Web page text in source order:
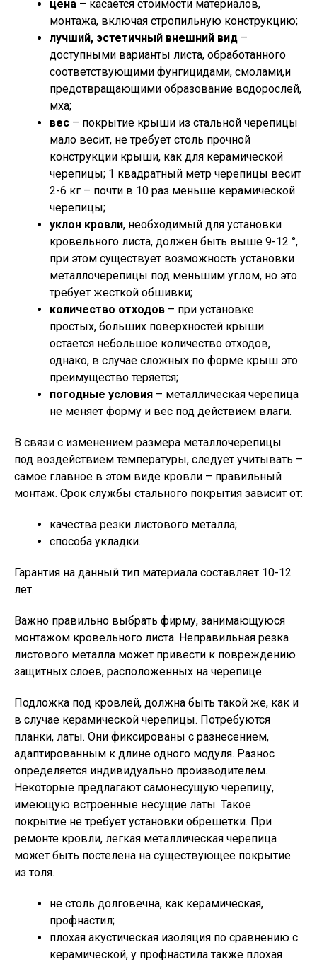
цена – касается стоимости материалов,
монтажа, включая стропильную конструкцию;
лучший, эстетичный внешний вид –
доступными варианты листа, обработанного
соответствующими фунгицидами, смолами,и
предотвращающими образование водорослей,
мха;
вес – покрытие крыши из стальной черепицы
мало весит, не требует столь прочной
конструкции крыши, как для керамической
черепицы; 1 квадратный метр черепицы весит
2-6 кг – почти в 10 раз меньше керамической
черепицы;
уклон кровли, необходимый для установки
кровельного листа, должен быть выше 9-12 °,
при этом существует возможность установки
металлочерепицы под меньшим углом, но это
требует жесткой обшивки;
количество отходов – при установке
простых, больших поверхностей крыши
остается небольшое количество отходов,
однако, в случае сложных по форме крыш это
преимущество теряется;
погодные условия – металлическая черепица
не меняет форму и вес под действием влаги.
В связи с изменением размера металлочерепицы
под воздействием температуры, следует учитывать –
самое главное в этом виде кровли – правильный
монтаж. Срок службы стального покрытия зависит от:
качества резки листового металла;
способа укладки.
Гарантия на данный тип материала составляет 10-12
лет.
Важно правильно выбрать фирму, занимающуюся
монтажом кровельного листа. Неправильная резка
листового металла может привести к повреждению
защитных слоев, расположенных на черепице.
Подложка под кровлей, должна быть такой же, как и
в случае керамической черепицы. Потребуются
планки, латы. Они фиксированы с разнесением,
адаптированным к длине одного модуля. Разнос
определяется индивидуально производителем.
Некоторые предлагают самонесущую черепицу,
имеющую встроенные несущие латы. Такое
покрытие не требует установки обрешетки. При
ремонте кровли, легкая металлическая черепица
может быть постелена на существующее покрытие
из толя.
не столь долговечна, как керамическая,
профнастил;
плохая акустическая изоляция по сравнению с
керамической, у профнастила также плохая